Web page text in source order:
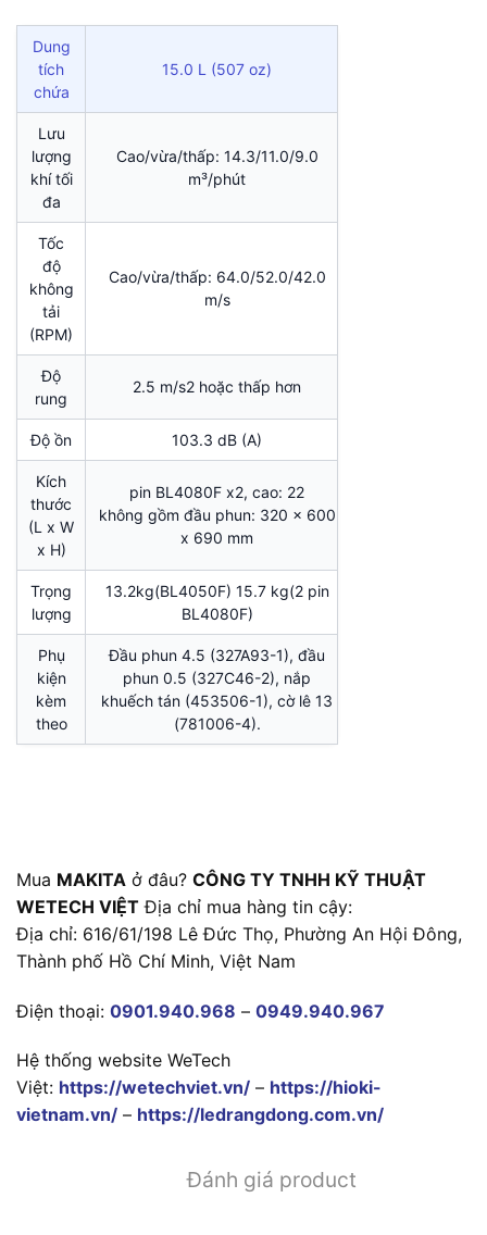
Dung
tích
chứa
15.0 L (507 oz)
Lưu
lượng
khí tối
đa
Cao/vừa/thấp: 14.3/11.0/9.0
m³/phút
Tốc
độ
không
tải
(RPM)
Cao/vừa/thấp: 64.0/52.0/42.0
m/s
Độ
rung
2.5 m/s2 hoặc thấp hơn
Độ ồn 103.3 dB (A)
Kích
thước
(L x W
x H)
pin BL4080F x2, cao: 22
không gồm đầu phun: 320 x 600
x 690 mm
Trọng
lượng
13.2kg(BL4050F) 15.7 kg(2 pin
BL4080F)
Phụ
kiện
kèm
theo
Đầu phun 4.5 (327A93-1), đầu
phun 0.5 (327C46-2), nắp
khuếch tán (453506-1), cờ lê 13
(781006-4).
Mua MAKITA ở đâu? CÔNG TY TNHH KỸ THUẬT
WETECH VIỆT Địa chỉ mua hàng tin cậy:
Địa chỉ: 616/61/198 Lê Đức Thọ, Phường An Hội Đông,
Thành phố Hồ Chí Minh, Việt Nam
Điện thoại: 0901.940.968 – 0949.940.967
Hệ thống website WeTech
Việt: https://wetechviet.vn/ – https://hioki-
vietnam.vn/ – https://ledrangdong.com.vn/
Đánh giá product